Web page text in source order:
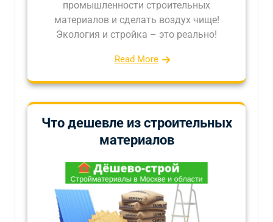
промышленности строительных
материалов и сделать воздух чище!
Экология и стройка – это реально!
Read More
Что дешевле из строительных
материалов